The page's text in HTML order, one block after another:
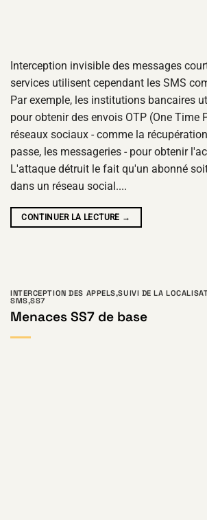
Interception invisible des messages
services utilisent cependant les SMS
Par exemple, les institutions bancaires
pour obtenir des envois OTP (One Time
réseaux sociaux - comme la
passe, les messageries - pour obtenir
L'attaque détruit le fait qu'un abonné
dans un réseau social....
CONTINUER LA LECTURE →
INTERCEPTION DES APPELS,SUIVI DE LA
SMS,SS7
Menaces SS7 de base